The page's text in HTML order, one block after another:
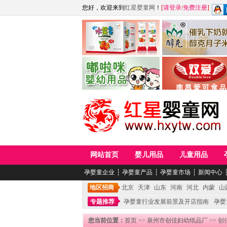
您好，欢迎来到 红星婴童网 ！ [请登录/免费注册]
江西麦嘟嘟食品有限公司
青岛嘟啦咪婴幼儿用品公司
江西醇之客月子米
网站首页 婴儿用品 儿童用品
孕婴童企业 ┆ 孕婴童产品 ┆ 孕婴童市场 ┆ 新闻中心
地区招商 北京 天津 山东 河南 河北 内蒙
山
专题推荐
孕婴童行业发展前景及开店指南 孕
您当前位置： 首页 >> 泉州市创佳妇幼纸品厂 >> 创